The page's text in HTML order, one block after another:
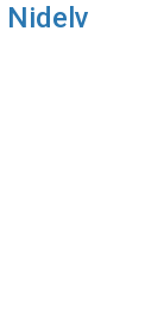
Nidelv